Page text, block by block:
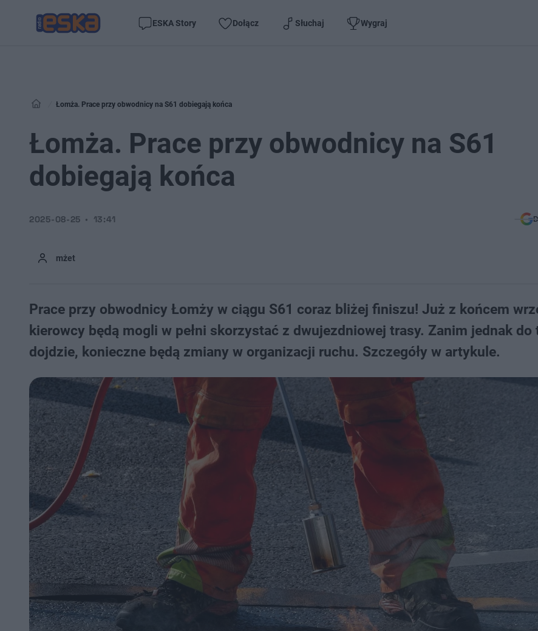
ESKA Story Dołącz Słuchaj Wygraj
Łomża. Prace przy obwodnicy na S61 dobiegają końca
Łomża. Prace przy obwodnicy na S61
dobiegają końca
mżet
2025-08-25 13:41
Prace przy obwodnicy Łomży w ciągu S61 coraz bliżej finiszu! Już z końcem
kierowcy będą mogli w pełni skorzystać z dwujezdniowej trasy. Zanim jednak do
dojdzie, konieczne będą zmiany w organizacji ruchu. Szczegóły w artykule.